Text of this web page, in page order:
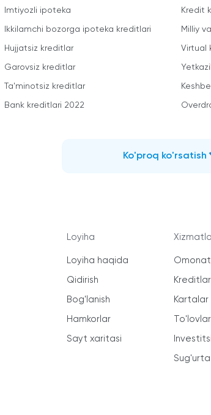
Imtiyozli ipoteka
Ikkilamchi bozorga ipoteka kreditlari
Hujjatsiz kreditlar
Garovsiz kreditlar
Ta'minotsiz kreditlar
Bank kreditlari 2022
Kredit
Milliy
Virtual
Ko'proq ko'rsatish
Loyiha
Loyiha haqida
Qidirish
Bog'lanish
Hamkorlar
Sayt xaritasi
Kreditlar
Kartalar
To'lovlar
Sug'urta